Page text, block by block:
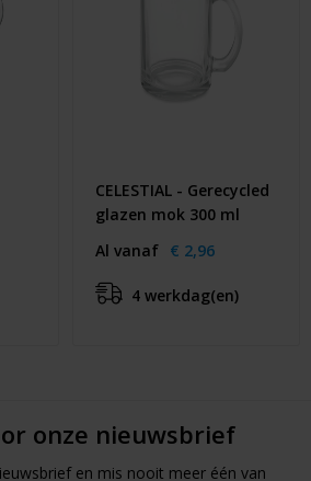
CELESTIAL - Gerecycled
glazen mok 300 ml
Al vanaf € 2,96
4 werkdag(en)
onze nieuwsbrief
en mis nooit meer één van